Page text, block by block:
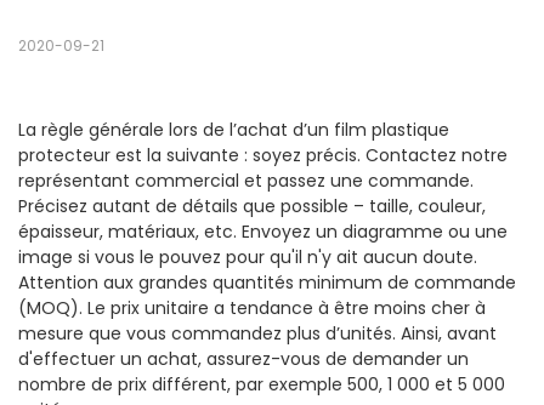
2020-09-21
La règle générale lors de l’achat d’un film plastique
protecteur est la suivante : soyez précis. Contactez notre
représentant commercial et passez une commande.
Précisez autant de détails que possible – taille, couleur,
épaisseur, matériaux, etc. Envoyez un diagramme ou une
image si vous le pouvez pour qu'il n'y ait aucun doute.
Attention aux grandes quantités minimum de commande
(MOQ). Le prix unitaire a tendance à être moins cher à
mesure que vous commandez plus d’unités. Ainsi, avant
d'effectuer un achat, assurez-vous de demander un
nombre de prix différent, par exemple 500, 1 000 et 5 000